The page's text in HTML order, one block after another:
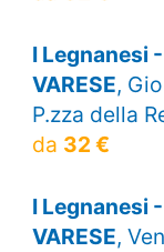
I Legnanesi
VARESE,
P.zza della
da 32 €
I Legnanesi
VARESE,